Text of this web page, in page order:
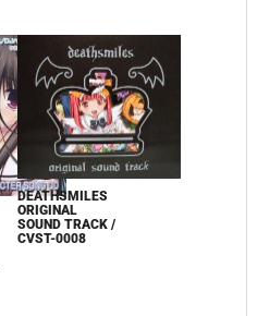
DEATHSMILES
ORIGINAL
SOUND TRACK /
CVST-0008